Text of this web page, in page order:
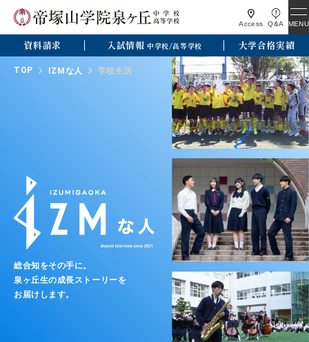
Access Q&A MENU
資料請求 入試情報 中学校/高等学校 大学合格実績
TOP IZMな人 学校生活
総合知をその手に。
泉ヶ丘生の成長ストーリーを
お届けします。